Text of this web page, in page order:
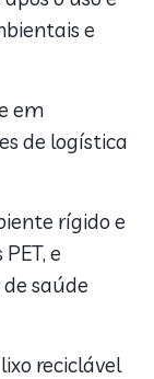
e
em
de logística
rígido e
e
saúde
reciclável